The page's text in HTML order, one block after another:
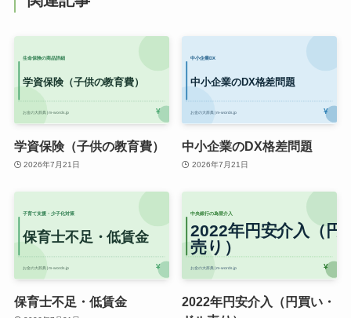
学資保険（子供の教育費）
2026年7月21日
中小企業のDX格差問題
2026年7月21日
保育士不足・低賃金
2022年円安介入（円買い・